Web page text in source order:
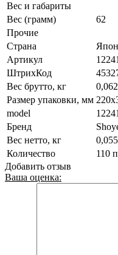
Вес и габариты
Вес (грамм)
62
Прочие
Страна
Артикул
ШтрихКод
Вес брутто, кг
0,062
Размер упаковки, мм
model
Бренд
Вес нетто, кг
Количество
110
Добавить отзыв
Ваша оценка: